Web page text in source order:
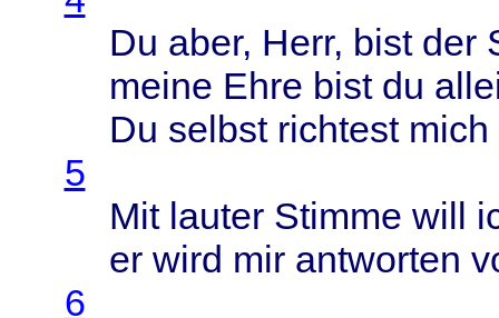
Du aber, Herr, bistder
meine Ehre bistdu
Du selbst richtest mich
5
Mit lauter Stimme will
er wird mir antworten
6